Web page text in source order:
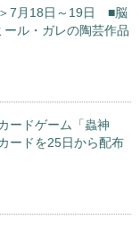
7月18日～19日 ■脳
ル・ガレの陶芸作品
ードゲーム「蟲神
ドを25日から配布